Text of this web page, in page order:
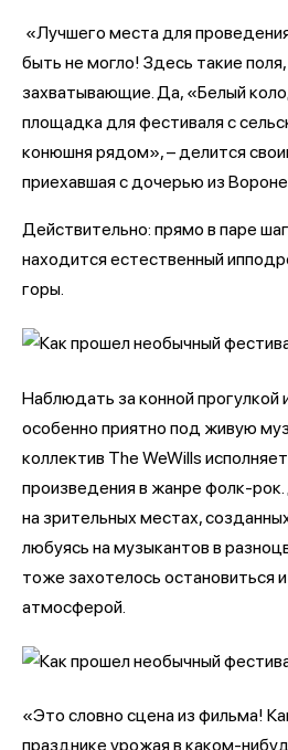
«Лучшего места для
быть не могло! Здесь такие
захватывающие. Да, «Белый
площадка для фестиваля с
конюшня рядом», – делится
приехавшая с дочерью из
Действительно: прямо в паре
находится естественный
горы.
Наблюдать за конной прогулкой
особенно приятно под живую
коллектив The WeWills
произведения в жанре фолк-
на зрительных местах,
любуясь на музыкантов в
тоже захотелось остановиться
атмосферой.
«Это словно сцена из фильма!
празднике урожая в каком-